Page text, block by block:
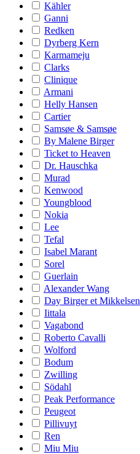
Kähler
Ganni
Redken
Dyrberg Kern
Karmameju
Clarks
Clinique
Armani
Helly Hansen
Cartier
Samsøe & Samsøe
By Malene Birger
Ticket to Heaven
Dr. Hauschka
Murad
Kenwood
Youngblood
Nokia
Lee
Tefal
Isabel Marant
Sorel
Guerlain
Alexander Wang
Day Birger et Mikkelsen
Iittala
Vagabond
Roberto Cavalli
Wolford
Bodum
Zwilling
Södahl
Peak Performance
Peugeot
Pillivuyt
Ren
Miu Miu